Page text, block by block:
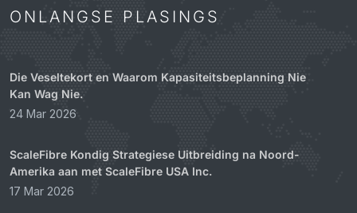
ONLANGSE PLASINGS
Die Veseltekort en Waarom Kapasiteitsbeplanning Nie
Kan Wag Nie.
24 Mar 2026
ScaleFibre Kondig Strategiese Uitbreiding na Noord-
Amerika aan met ScaleFibre USA Inc.
17 Mar 2026